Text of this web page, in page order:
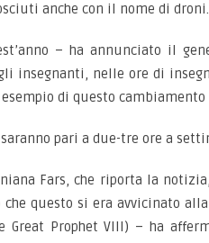
anche con il nome di droni.
– ha annunciato il
insegnanti, nelle ore di
di questo
pari a due-tre ore a
Fars, che riporta la
questo si era avvicinato
Great Prophet VIII) – ha